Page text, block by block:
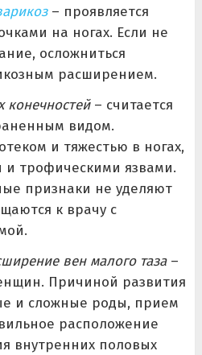
– проявляется
на ногах. Если не
осложниться
расширением.
конечностей– считается
видом.
и тяжестью в ногах,
и трофическими язвами.
признаки не уделяют
к врачу с
вен малого таза–
Причиной развития
и сложные роды, прием
расположение
внутренних половых